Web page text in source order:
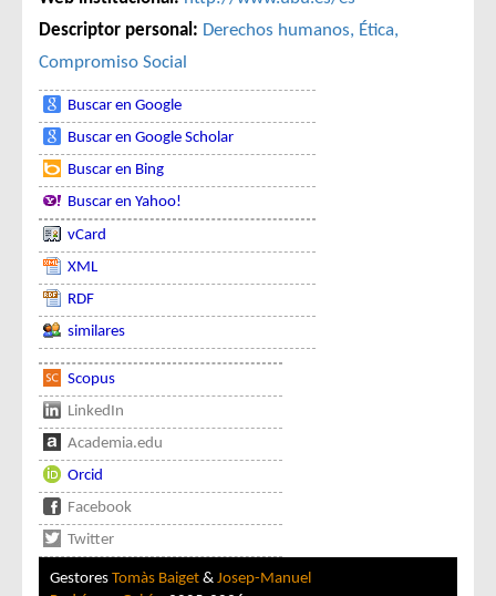
Descriptor personal: Derechos humanos, Ética,
Compromiso Social
Buscar en Google
Buscar en Google Scholar
Buscar en Bing
Buscar en Yahoo!
vCard
XML
RDF
similares
Scopus
LinkedIn
Academia.edu
Orcid
Facebook
Twitter
Gestores Tomàs Baiget & Josep-Manuel